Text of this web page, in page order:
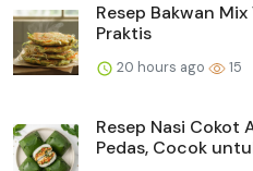
Resep Bakwan
Praktis
20 hours ago 15
Resep Nasi Cokot
Pedas, Cocok